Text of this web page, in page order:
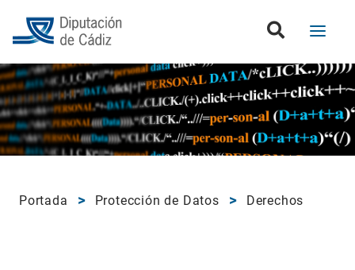
Portada Protección de Datos Derechos